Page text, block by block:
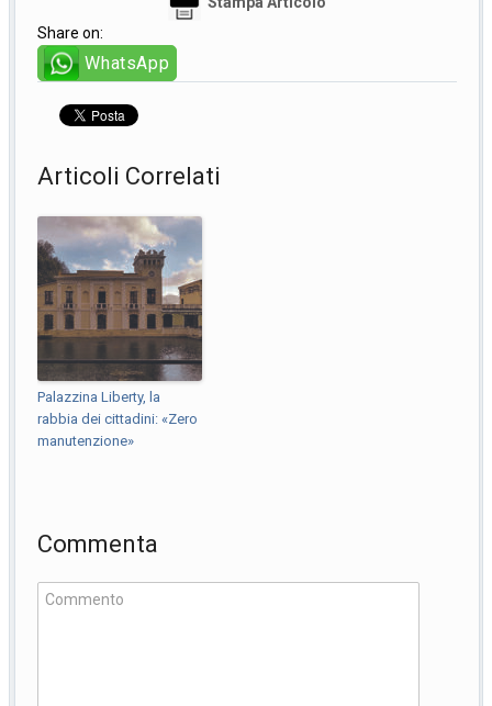
Share on:
WhatsApp
Articoli Correlati
Palazzina Liberty, la
rabbia dei cittadini: «Zero
manutenzione»
Commenta